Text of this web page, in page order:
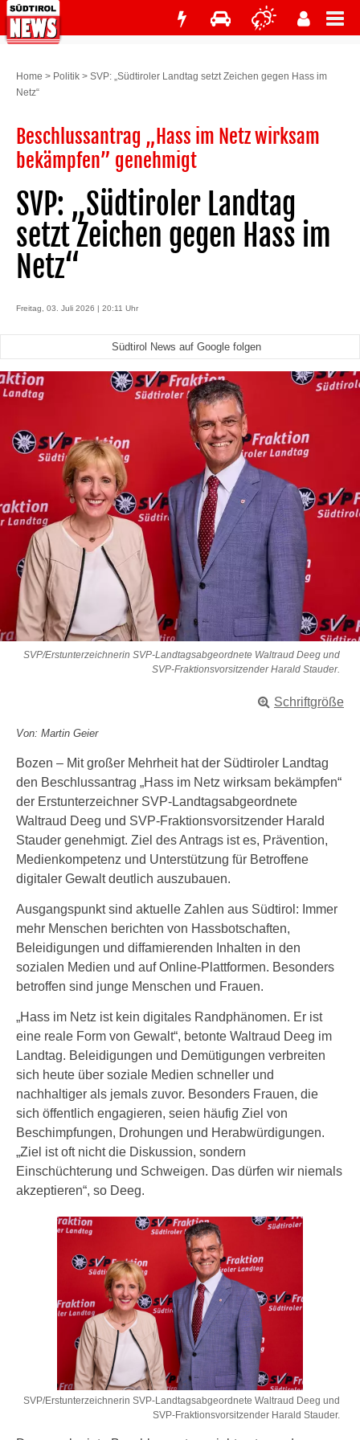
Home > Politik > SVP: „Südtiroler Landtag setzt Zeichen gegen Hass im
Netz“
Beschlussantrag „Hass im Netz wirksam
bekämpfen” genehmigt
SVP: „Südtiroler Landtag
setzt Zeichen gegen Hass im
Netz“
Freitag, 03. Juli 2026 | 20:11 Uhr
Südtirol News auf Google folgen
SVP/Erstunterzeichnerin SVP-Landtagsabgeordnete Waltraud Deeg und
SVP-Fraktionsvorsitzender Harald Stauder.
Schriftgröße
Von: Martin Geier
Bozen – Mit großer Mehrheit hat der Südtiroler Landtag
den Beschlussantrag „Hass im Netz wirksam bekämpfen“
der Erstunterzeichner SVP-Landtagsabgeordnete
Waltraud Deeg und SVP-Fraktionsvorsitzender Harald
Stauder genehmigt. Ziel des Antrags ist es, Prävention,
Medienkompetenz und Unterstützung für Betroffene
digitaler Gewalt deutlich auszubauen.
Ausgangspunkt sind aktuelle Zahlen aus Südtirol: Immer
mehr Menschen berichten von Hassbotschaften,
Beleidigungen und diffamierenden Inhalten in den
sozialen Medien und auf Online-Plattformen. Besonders
betroffen sind junge Menschen und Frauen.
„Hass im Netz ist kein digitales Randphänomen. Er ist
eine reale Form von Gewalt“, betonte Waltraud Deeg im
Landtag. Beleidigungen und Demütigungen verbreiten
sich heute über soziale Medien schneller und
nachhaltiger als jemals zuvor. Besonders Frauen, die
sich öffentlich engagieren, seien häufig Ziel von
Beschimpfungen, Drohungen und Herabwürdigungen.
„Ziel ist oft nicht die Diskussion, sondern
Einschüchterung und Schweigen. Das dürfen wir niemals
akzeptieren“, so Deeg.
SVP/Erstunterzeichnerin SVP-Landtagsabgeordnete Waltraud Deeg und
SVP-Fraktionsvorsitzender Harald Stauder.